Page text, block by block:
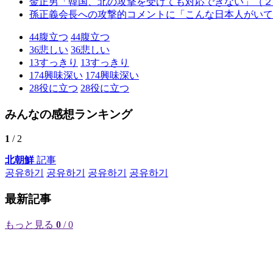
孫正義会長への攻撃的コメントに「こんな日本人がい
44腹立つ 44腹立つ
36悲しい 36悲しい
13すっきり 13すっきり
174興味深い 174興味深い
28役に立つ 28役に立つ
みんなの感想ランキング
1 / 2
北朝鮮記事
공유하기
공유하기 공유하기 공유하기
最新記事
もっと見る 0 / 0